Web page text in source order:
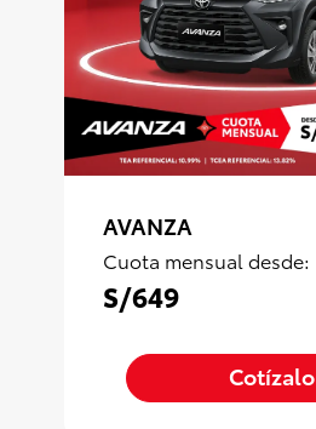
AVANZA
Cuota mensual desde:
S/649
Cotízalo